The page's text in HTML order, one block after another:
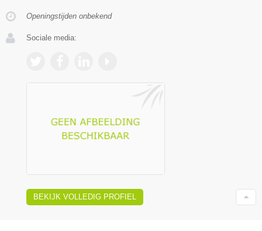
Openingstijden onbekend
Sociale media:
BEKIJK VOLLEDIG PROFIEL